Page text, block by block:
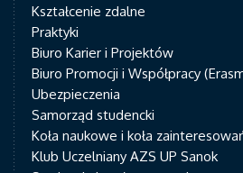
Kształcenie zdalne
Praktyki
Biuro Karier i Projektów
Biuro Promocji i Współpracy
Ubezpieczenia
Samorząd studencki
Koła naukowe i koła
Klub Uczelniany AZS UP Sanok